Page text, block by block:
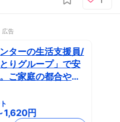
広告
ターの生活支援員/
りグループ」で安
ご家庭の都合や体
シフト
1,620円